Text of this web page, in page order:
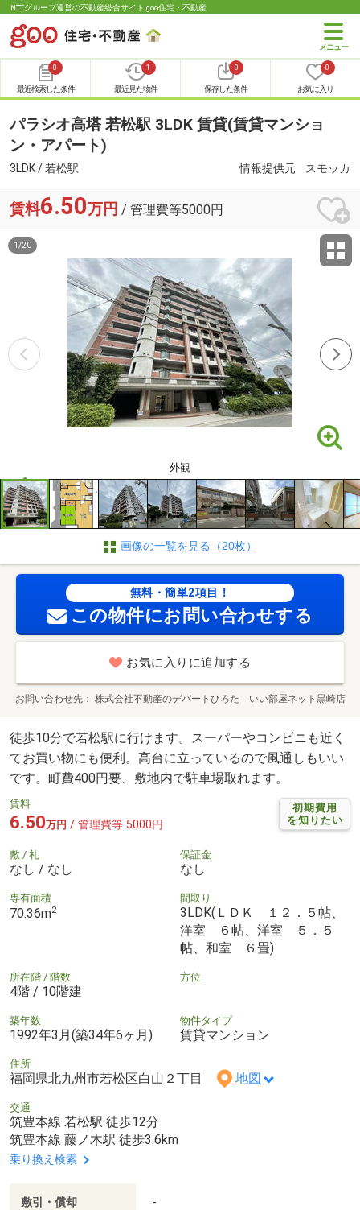
NTTグループ運営の不動産総合サイト goo住宅・不動産
0
最近検索した条件
1
最近見た物件
0
保存した条件
0
お気に入り
パラシオ高塔 若松駅 3LDK 賃貸(賃貸マンショ
ン・アパート)
3LDK / 若松駅 情報提供元 スモッカ
賃料6.50万円 / 管理費等5000円
外観
1 /20
画像の一覧を見る（20枚）
無料・簡単2項目！
この物件にお問い合わせする
お気に入りに追加する
お問い合わせ先 株式会社不動産のデパートひろた いい部屋ネット黒崎店
徒歩10分で若松駅に行けます。スーパーやコンビニも近く
てお買い物にも便利。高台に立っているので風通しもいい
です。町費400円要、敷地内で駐車場取れます。
初期費用
を知りたい
賃料
6.50万円 / 管理費等 5000円
敷 / 礼
なし / なし
保証金
なし
専有面積
70.36m2
間取り
3LDK(ＬＤＫ １２．５帖、
洋室 ６帖、洋室 ５．５
帖、和室 ６畳)
所在階 / 階数
4階 / 10階建
方位
築年数
1992年3月(築34年6ヶ月)
物件タイプ
賃貸マンション
住所
福岡県北九州市若松区白山２丁目 地図
交通
筑豊本線 若松駅 徒歩12分
筑豊本線 藤ノ木駅 徒歩3.6km
乗り換え検索
敷引・償却 -